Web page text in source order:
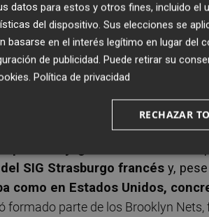
Hakanson, el escolta canadiense
Sant-Roos, el ala pivot
y el senegalés Moussa
estadounidense nacionalizado
-nació el 5 de febrero de 1998 en
SIG Strasburgo francés y,
como en Estados Unidos,
formado parte de los Brooklyn
datos para estos y otros fines, incluido el
del dispositivo. Sus elecciones se
basarse en el interés legítimo en lugar del
de publicidad. Puede retirar su
. Política de privacidad
RECHAZAR